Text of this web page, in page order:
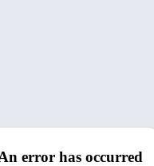
error has occurred